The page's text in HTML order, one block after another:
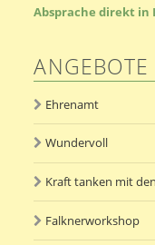
Absprache direkt in
ANGEBOTE
Ehrenamt
Wundervoll
Kraft tanken mit
Falknerworkshop